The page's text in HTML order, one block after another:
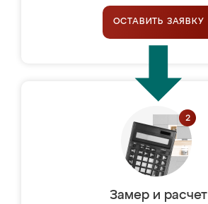
ОСТАВИТЬ ЗАЯВКУ
Замер и расчет